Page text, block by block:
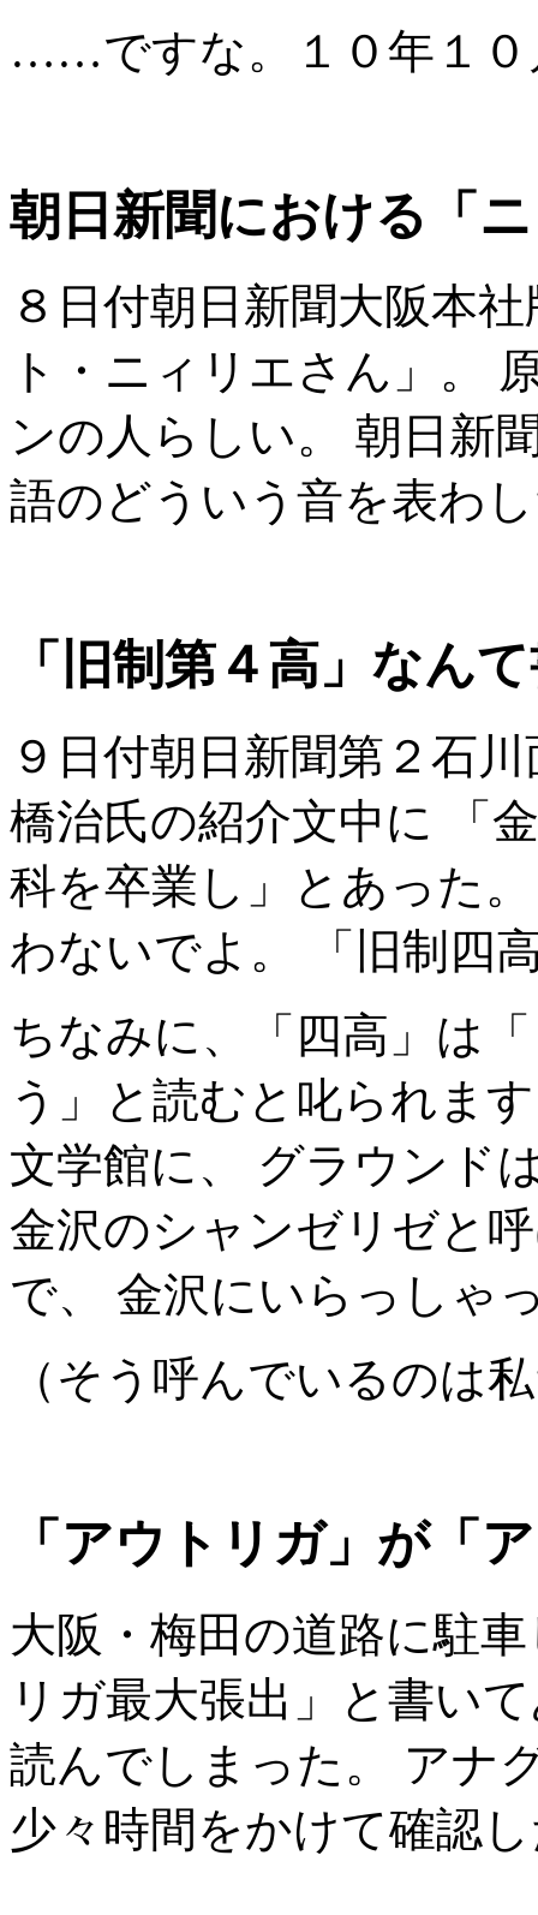
……ですな。１０年１０
朝日新聞における「
８日付朝日新聞大阪本
ト・ニィリエさん」。
ンの人らしい。 朝日新
語のどういう音を表わ
「旧制第４高」なん
９日付朝日新聞第２石
橋治氏の紹介文中に 「
科を卒業し」とあった
わないでよ。 「旧制四
ちなみに、「四高」は
う」と読むと叱られま
文学館に、 グラウンド
金沢のシャンゼリゼと
で、 金沢にいらっしゃ
（そう呼んでいるのは
「アウトリガ」が「
大阪・梅田の道路に駐
リガ最大張出」と書い
読んでしまった。 アナ
少々時間をかけて確認